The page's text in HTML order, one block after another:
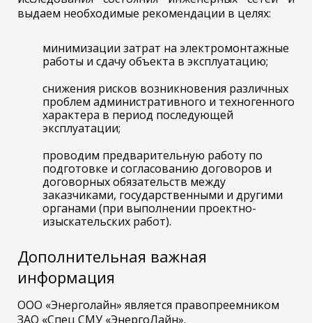
выдаем необходимые рекомендации в целях:
минимизации затрат на электромонтажные
работы и сдачу объекта в эксплуатацию;
снижения рисков возникновения различных
проблем административного и техногенного
характера в период последующей
эксплуатации;
проводим предварительную работу по
подготовке и согласованию договоров и
договорных обязательств между
заказчиками, государственными и другими
органами (при выполнении проектно-
изыскательских работ).
Дополнительная важная
информация
ООО «Энерголайн» является правопреемником
ЗАО «Спец СМУ «ЭнергоЛайн».